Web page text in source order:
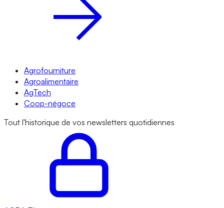
Agrofourniture
Agroalimentaire
AgTech
Coop-négoce
Tout l'historique de vos newsletters quotidiennes